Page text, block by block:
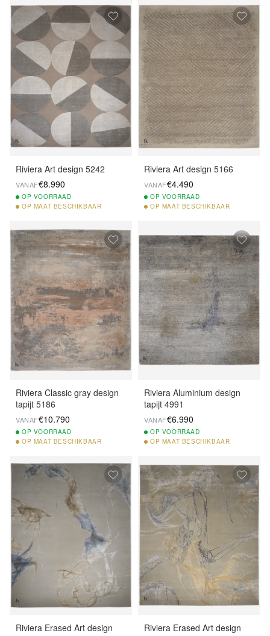
Riviera Art design 5242
VANAF€8.990
OP VOORRAAD
OP MAAT BESCHIKBAAR
Riviera Art design 5166
VANAF€4.490
OP VOORRAAD
OP MAAT BESCHIKBAAR
Riviera Classic gray design
tapijt 5186
VANAF€10.790
OP VOORRAAD
OP MAAT BESCHIKBAAR
Riviera Aluminium design
tapijt 4991
VANAF€6.990
OP VOORRAAD
OP MAAT BESCHIKBAAR
Riviera Erased Art design
Riviera Erased Art design